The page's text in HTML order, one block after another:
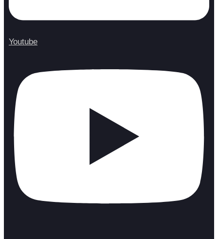
Youtube